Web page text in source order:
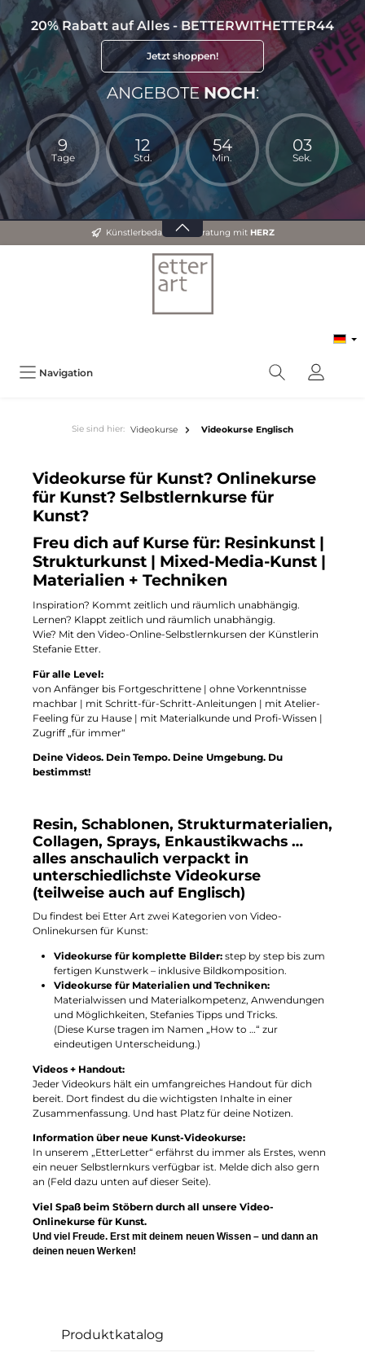
20% Rabatt auf Alles - BETTERWITHETTER44
Jetzt shoppen!
ANGEBOTENOCH:
9
Tage
12
Std.
54
Min.
02
Sek.
Künstlerbedarf und Beratung mitHERZ
Navigation
Sie sind hier: Videokurse Videokurse Englisch
Videokurse für Kunst? Onlinekurse
für Kunst? Selbstlernkurse für
Kunst?
Freu dich auf Kurse für: Resinkunst |
Strukturkunst | Mixed-Media-Kunst |
Materialien + Techniken
Inspiration? Kommt zeitlich und räumlich unabhängig.
Lernen? Klappt zeitlich und räumlich unabhängig.
Wie? Mit den Video-Online-Selbstlernkursen der Künstlerin
Stefanie Etter.
Für alle Level:
von Anfänger bis Fortgeschrittene | ohne Vorkenntnisse
machbar | mit Schritt-für-Schritt-Anleitungen | mit Atelier-
Feeling für zu Hause | mit Materialkunde und Profi-Wissen |
Zugriff „für immer“
Deine Videos. Dein Tempo. Deine Umgebung. Du
bestimmst!
Resin, Schablonen, Strukturmaterialien,
Collagen, Sprays, Enkaustikwachs …
alles anschaulich verpackt in
unterschiedlichste Videokurse
(teilweise auch auf Englisch)
Du findest bei Etter Art zwei Kategorien von Video-
Onlinekursen für Kunst:
Videokurse für komplette Bilder:step by step bis zum
fertigen Kunstwerk – inklusive Bildkomposition.
Videokurse für Materialien und Techniken:
Materialwissen und Materialkompetenz, Anwendungen
und Möglichkeiten, Stefanies Tipps und Tricks.
(Diese Kurse tragen im Namen „How to …“ zur
eindeutigen Unterscheidung.)
Videos + Handout:
Jeder Videokurs hält ein umfangreiches Handout für dich
bereit. Dort findest du die wichtigsten Inhalte in einer
Zusammenfassung. Und hast Platz für deine Notizen.
Information über neue Kunst-Videokurse:
In unserem „EtterLetter“ erfährst du immer als Erstes, wenn
ein neuer Selbstlernkurs verfügbar ist. Melde dich also gern
an (Feld dazu unten auf dieser Seite).
Viel Spaß beim Stöbern durch all unsere Video-
Onlinekurse für Kunst.
Und viel Freude. Erst mit deinem neuen Wissen – und dann an
deinen neuen Werken!
Produktkatalog